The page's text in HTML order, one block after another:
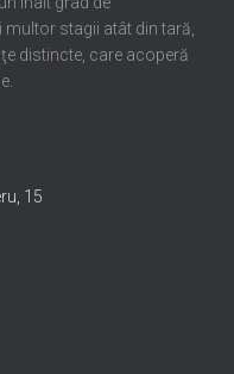
stagii atât din tară,
distincte, care acoperă
15